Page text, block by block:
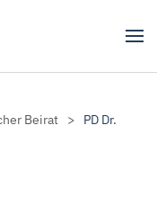
Beirat
PD Dr.